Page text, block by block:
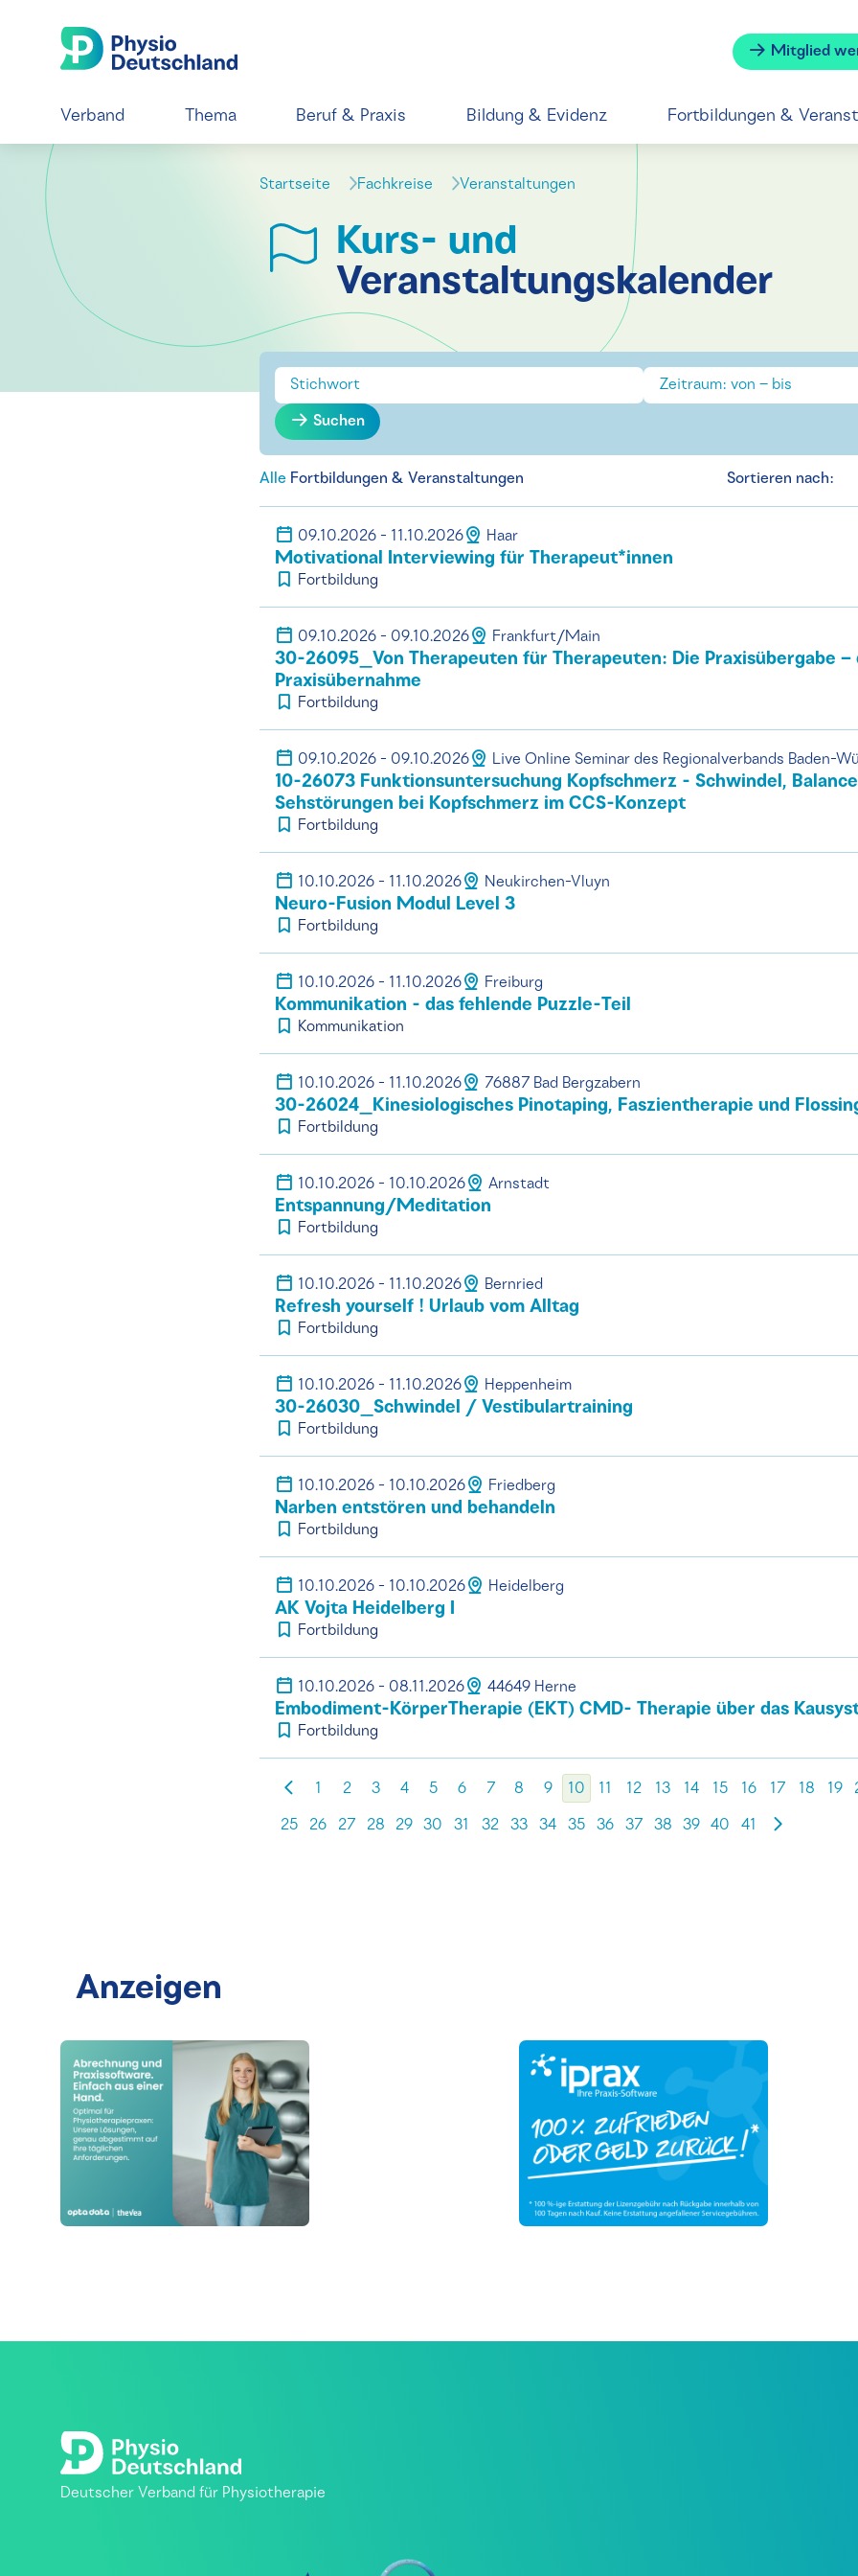
Mitglied
Verband Thema Beruf & Praxis Bildung & Evidenz Fortbildungen &
Startseite Fachkreise Veranstaltungen
Kurs- und
Veranstaltungskalender
Suchen
Alle Fortbildungen & Veranstaltungen Sortieren nach:
09.10.2026 - 11.10.2026 Haar
Motivational Interviewing für Therapeut*innen
Fortbildung
09.10.2026 - 09.10.2026 Frankfurt/Main
30-26095_Von Therapeuten für Therapeuten: Die Praxisübergabe –
Praxisübernahme
Fortbildung
09.10.2026 - 09.10.2026 Live Online Seminar des Regionalverbands Baden-
10-26073 Funktionsuntersuchung Kopfschmerz - Schwindel,
Sehstörungen bei Kopfschmerz im CCS-Konzept
Fortbildung
10.10.2026 - 11.10.2026 Neukirchen-Vluyn
Neuro-Fusion Modul Level 3
Fortbildung
10.10.2026 - 11.10.2026 Freiburg
Kommunikation - das fehlende Puzzle-Teil
Kommunikation
10.10.2026 - 11.10.2026 76887 Bad Bergzabern
30-26024_Kinesiologisches Pinotaping, Faszientherapie und
Fortbildung
10.10.2026 - 10.10.2026 Arnstadt
Entspannung/Meditation
Fortbildung
10.10.2026 - 11.10.2026 Bernried
Refresh yourself ! Urlaub vom Alltag
Fortbildung
10.10.2026 - 11.10.2026 Heppenheim
30-26030_Schwindel / Vestibulartraining
Fortbildung
10.10.2026 - 10.10.2026 Friedberg
Narben entstören und behandeln
Fortbildung
10.10.2026 - 10.10.2026 Heidelberg
AK Vojta Heidelberg I
Fortbildung
10.10.2026 - 08.11.2026 44649 Herne
Embodiment-KörperTherapie (EKT) CMD- Therapie über das
Fortbildung
1 2 3 4 5 6 7 8 9 10 11 12 13 14 15 16 17 18 19
25 26 27 28 29 30 31 32 33 34 35 36 37 38 39 40 41
Anzeigen
Deutscher Verband für Physiotherapie